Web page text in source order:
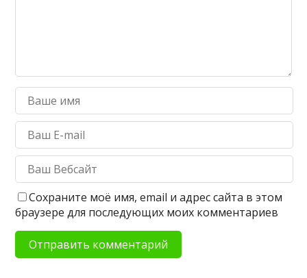
Сохраните моё имя, email и адрес сайта в этом
браузере для последующих моих комментариев